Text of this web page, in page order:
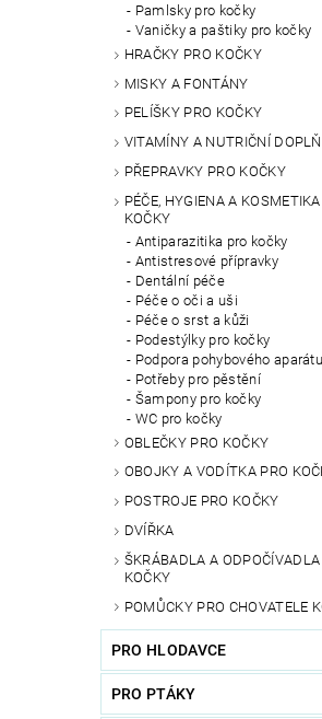
Pamlsky pro kočky
Vaničky a paštiky pro kočky
HRAČKY PRO KOČKY
MISKY A FONTÁNY
PELÍŠKY PRO KOČKY
VITAMÍNY A NUTRIČNÍ
PŘEPRAVKY PRO KOČKY
PÉČE, HYGIENA A
KOČKY
Antiparazitika pro kočky
Antistresové přípravky
Dentální péče
Péče o oči a uši
Péče o srst a kůži
Podestýlky pro kočky
Podpora pohybového aparátu
Potřeby pro pěstění
Šampony pro kočky
WC pro kočky
OBLEČKY PRO KOČKY
OBOJKY A VODÍTKA PRO
POSTROJE PRO KOČKY
DVÍŘKA
ŠKRÁBADLA A ODPOČÍVADLA
KOČKY
POMŮCKY PRO CHOVATELE
PRO HLODAVCE
PRO PTÁKY